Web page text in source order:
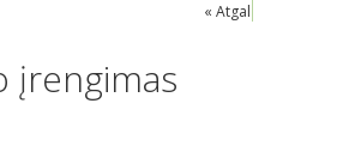
Atgal
įrengimas